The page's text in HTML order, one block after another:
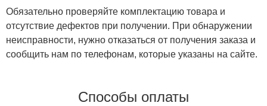
Обязательно проверяйте комплектацию товара и
отсутствие дефектов при получении. При обнаружении
неисправности, нужно отказаться от получения заказа и
сообщить нам по телефонам, которые указаны на сайте.
Способы оплаты